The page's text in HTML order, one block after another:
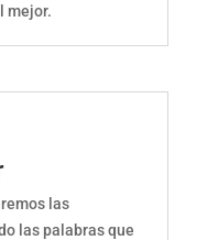
mejor.
las
las palabras que